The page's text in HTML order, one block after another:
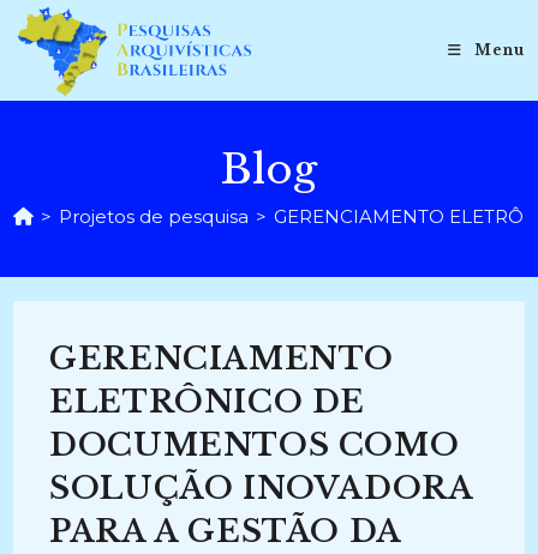
para
conteúdo
Menu
Blog
> Projetos de pesquisa > GERENCIAMENTO
GERENCIAMENTO
ELETRÔNICO DE
DOCUMENTOS COMO
SOLUÇÃO INOVADORA
PARA A GESTÃO DA